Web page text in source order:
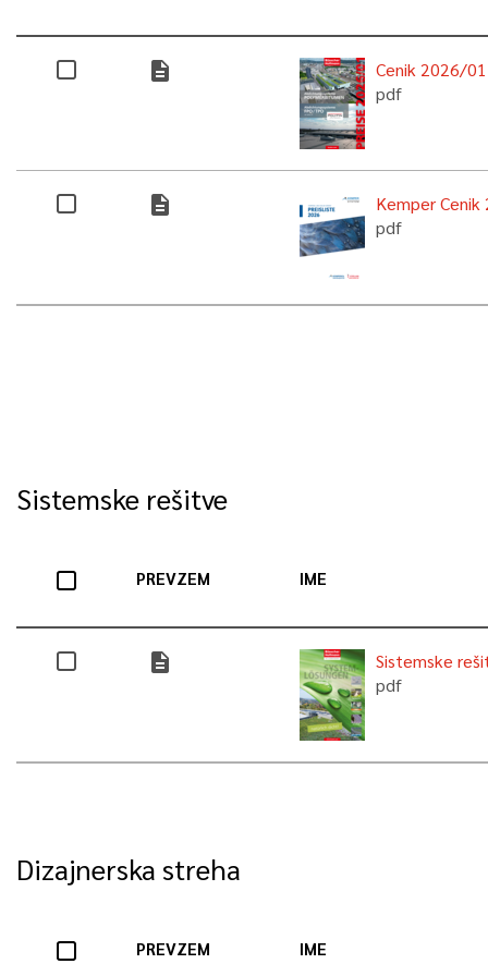
description
Cenik 2026/01
pdf
description
Kemper Cenik
pdf
Sistemske rešitve
PREVZEM IME
description
Sistemske
pdf
Dizajnerska streha
PREVZEM IME